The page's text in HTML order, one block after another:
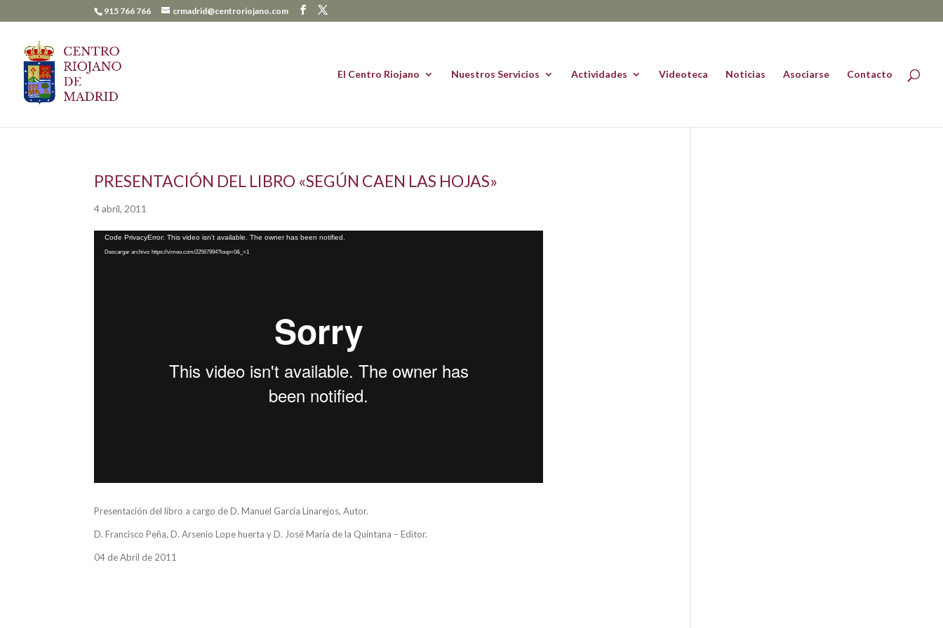
915 766 766 crmadrid@centroriojano.com
El Centro Riojano Nuestros Servicios Actividades Videoteca Noticias Asociarse Contacto
PRESENTACIÓN DEL LIBRO «SEGÚN CAEN LAS HOJAS»
4 abril, 2011
Reproductor
Code PrivacyError: This video isn't available. The owner has been notified.
Descargar archivo: https://vimeo.com/22567994?loop=0&_=1
Presentación del libro a cargo de D. Manuel García Linarejos, Autor.
D. Francisco Peña, D. Arsenio Lope huerta y D. José María de la Quintana – Editor.
04 de Abril de 2011